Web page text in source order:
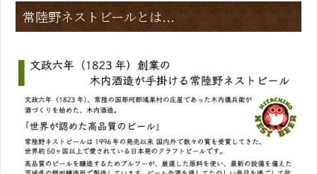
常陸野ネストビールとは...